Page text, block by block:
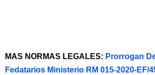
MAS NORMAS LEGALES: Prorrogan
Fedatarios Ministerio RM 015-2020-EF/